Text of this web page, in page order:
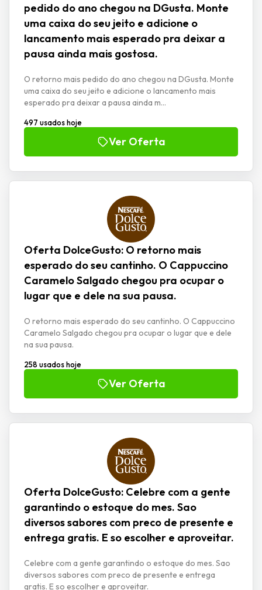
pedido do ano chegou na DGusta. Monte
uma caixa do seu jeito e adicione o
lancamento mais esperado pra deixar a
pausa ainda mais gostosa.
O retorno mais pedido do ano chegou na DGusta. Monte
uma caixa do seu jeito e adicione o lancamento mais
esperado pra deixar a pausa ainda m...
497 usados hoje
Ver Oferta
Oferta DolceGusto: O retorno mais
esperado do seu cantinho. O Cappuccino
Caramelo Salgado chegou pra ocupar o
lugar que e dele na sua pausa.
O retorno mais esperado do seu cantinho. O Cappuccino
Caramelo Salgado chegou pra ocupar o lugar que e dele
na sua pausa.
258 usados hoje
Ver Oferta
Oferta DolceGusto: Celebre com a gente
garantindo o estoque do mes. Sao
diversos sabores com preco de presente e
entrega gratis. E so escolher e aproveitar.
Celebre com a gente garantindo o estoque do mes. Sao
diversos sabores com preco de presente e entrega
gratis. E so escolher e aproveitar.